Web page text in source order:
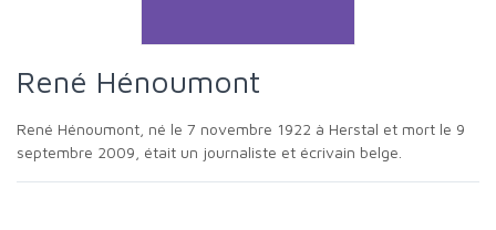
René Hénoumont
René Hénoumont, né le 7 novembre 1922 à Herstal et mort le 9
septembre 2009, était un journaliste et écrivain belge.